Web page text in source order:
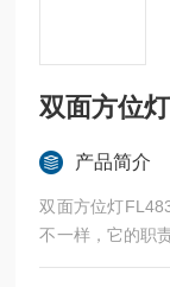
双面方位
产品简介
双面方位灯
不一样，它的职
来。